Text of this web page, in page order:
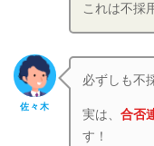
これは不採
佐々木
必ずしも不
実は、合否
す！